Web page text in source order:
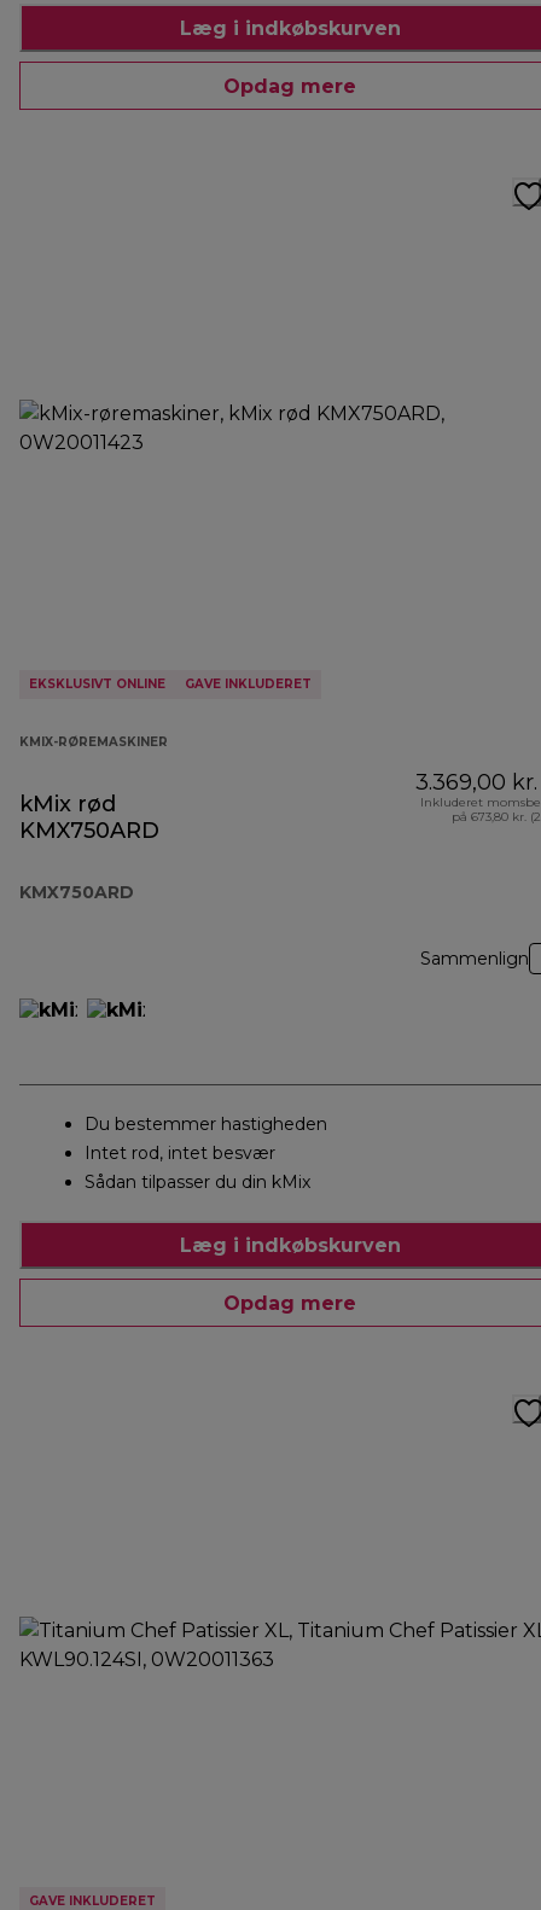
Læg i indkøbskurven
Opdag mere
EKSKLUSIVT ONLINE GAVE INKLUDERET
KMIX-RØREMASKINER
kMix rød
KMX750ARD
KMX750ARD
3.369,00 kr.
Inkluderet
på 673,80 kr.
Sammenlign
Du bestemmer hastigheden
Intet rod, intet besvær
Sådan tilpasser du din kMix
Læg i indkøbskurven
Opdag mere
GAVE INKLUDERET